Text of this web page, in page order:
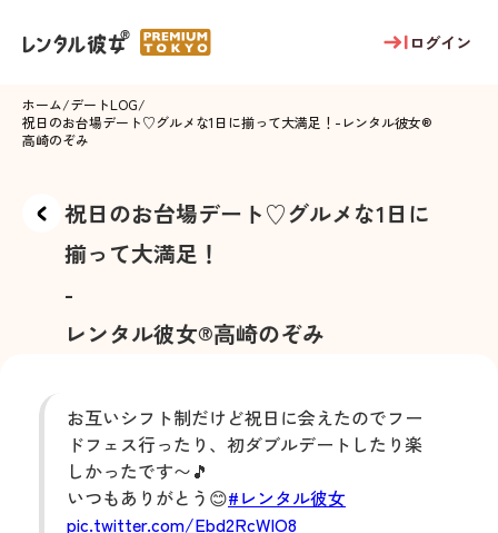
ログイン
ホーム/デートLOG/
祝日のお台場デート♡グルメな1日に揃って大満足！ -レンタル彼女®
高崎のぞみ
祝日のお台場デート♡グルメな1日に
揃って大満足！
-
レンタル彼女®高崎のぞみ
お互いシフト制だけど祝日に会えたのでフー
ドフェス行ったり、初ダブルデートしたり楽
しかったです〜🎵
いつもありがとう😊#レンタル彼女
pic.twitter.com/Ebd2RcWIO8